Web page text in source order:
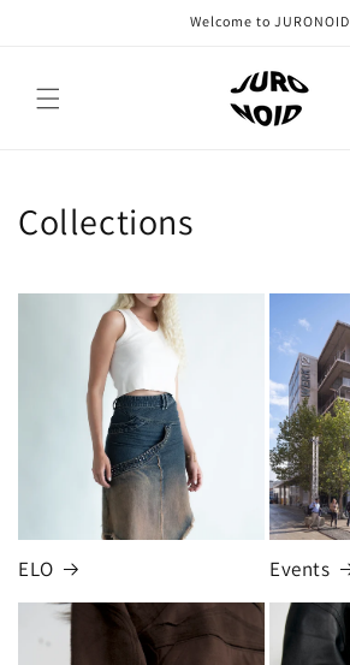
Welcome to JURONOID
Collections
ELO Events